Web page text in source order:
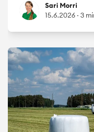
Sari MorriSari Morri
15.6.2026 · 3